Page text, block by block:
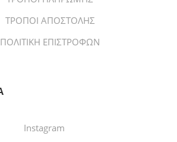
ΤΡΟΠΟΙ ΑΠΟΣΤΟΛΗΣ
ΠΟΛΙΤΙΚΗ ΕΠΙΣΤΡΟΦΩΝ
Instagram